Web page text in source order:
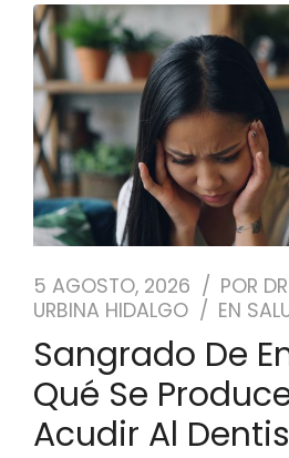
SEGUROS DENTALES
BLOG
PEDIR
5 AGOSTO, 2026 POR
URBINA HIDALGO
EN
Sangrado De
Qué Se
Acudir Al